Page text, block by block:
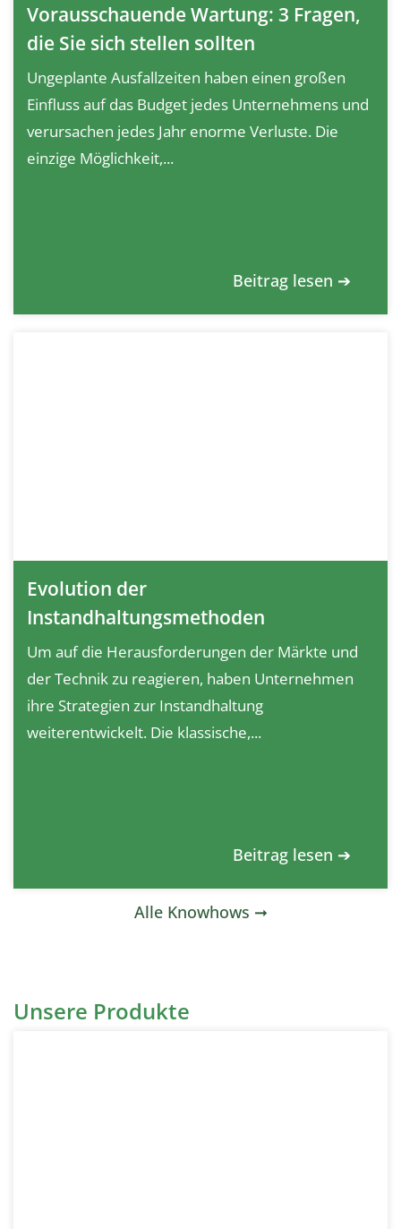
Vorausschauende Wartung: 3 Fragen,
die Sie sich stellen sollten
Ungeplante Ausfallzeiten haben einen großen
Einfluss auf das Budget jedes Unternehmens und
verursachen jedes Jahr enorme Verluste. Die
einzige Möglichkeit,...
Beitrag lesen ➔
Evolution der
Instandhaltungsmethoden
Um auf die Herausforderungen der Märkte und
der Technik zu reagieren, haben Unternehmen
ihre Strategien zur Instandhaltung
weiterentwickelt. Die klassische,...
Beitrag lesen ➔
Alle Knowhows ➞
Unsere Produkte